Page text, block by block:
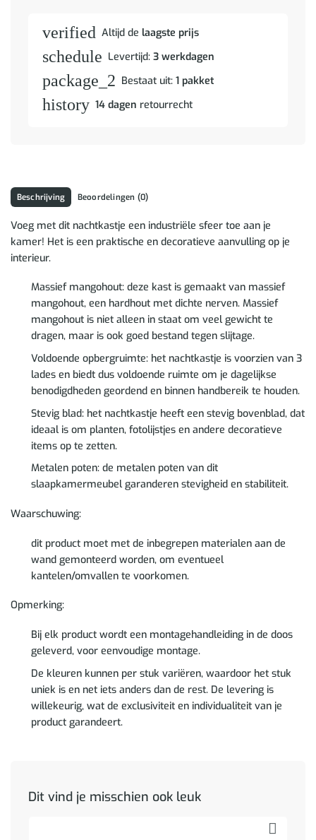
verified Altijd de laagste prijs
schedule Levertijd: 3 werkdagen
package_2 Bestaat uit: 1 pakket
history 14 dagen retourrecht
Beschrijving Beoordelingen (0)
Voeg met dit nachtkastje een industriële sfeer toe aan je
kamer! Het is een praktische en decoratieve aanvulling op je
interieur.
Massief mangohout: deze kast is gemaakt van massief
mangohout, een hardhout met dichte nerven. Massief
mangohout is niet alleen in staat om veel gewicht te
dragen, maar is ook goed bestand tegen slijtage.
Voldoende opbergruimte: het nachtkastje is voorzien van 3
lades en biedt dus voldoende ruimte om je dagelijkse
benodigdheden geordend en binnen handbereik te houden.
Stevig blad: het nachtkastje heeft een stevig bovenblad, dat
ideaal is om planten, fotolijstjes en andere decoratieve
items op te zetten.
Metalen poten: de metalen poten van dit
slaapkamermeubel garanderen stevigheid en stabiliteit.
Waarschuwing:
dit product moet met de inbegrepen materialen aan de
wand gemonteerd worden, om eventueel
kantelen/omvallen te voorkomen.
Opmerking:
Bij elk product wordt een montagehandleiding in de doos
geleverd, voor eenvoudige montage.
De kleuren kunnen per stuk variëren, waardoor het stuk
uniek is en net iets anders dan de rest. De levering is
willekeurig, wat de exclusiviteit en individualiteit van je
product garandeert.
Dit vind je misschien ook leuk